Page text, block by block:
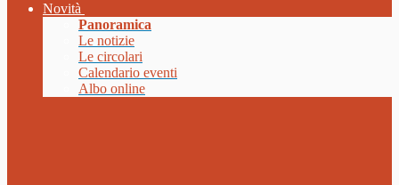
Novità
Panoramica
Le notizie
Le circolari
Calendario eventi
Albo online